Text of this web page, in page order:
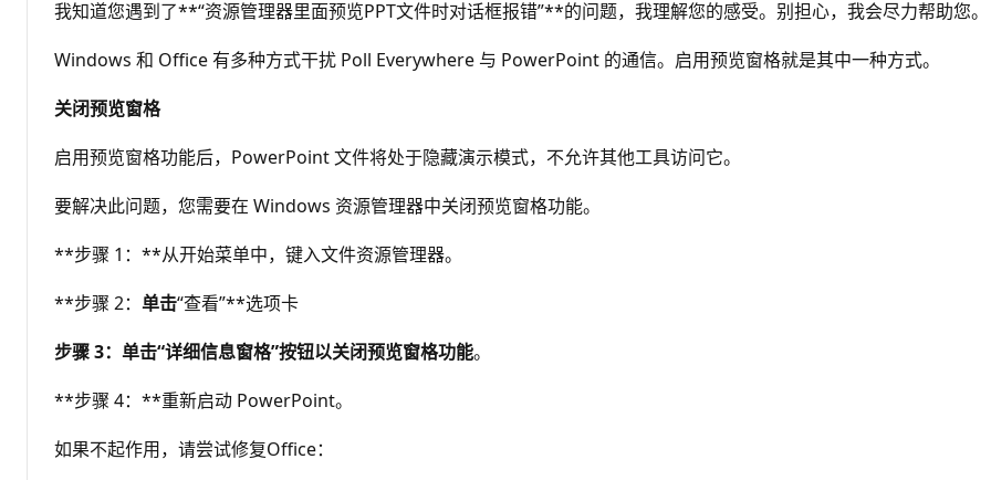
我知道您遇到了**“资源管理器里面预览PPT文件时对话框报错”**的问题，我理解您的感受。别担心，我会尽力帮助您。
Windows 和 Office 有多种方式干扰 Poll Everywhere 与 PowerPoint 的通信。启用预览窗格就是其中一种方式。
关闭预览窗格
启用预览窗格功能后，PowerPoint 文件将处于隐藏演示模式，不允许其他工具访问它。
要解决此问题，您需要在 Windows 资源管理器中关闭预览窗格功能。
**步骤 1：**从开始菜单中，键入文件资源管理器。
**步骤 2： 单击“查看”**选项卡
步骤 3： 单击“详细信息窗格”按钮以关闭预览窗格功能。
**步骤 4：**重新启动 PowerPoint。
如果不起作用，请尝试修复Office：